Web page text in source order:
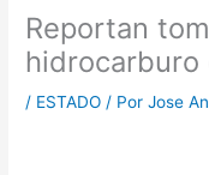
Reportan
hidrocarburo
/ ESTADO / PorJose